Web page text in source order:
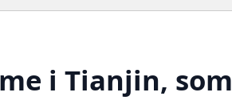
i Tianjin, som